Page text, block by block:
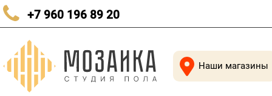
+7 960 196 89 20
КАЧЕСТВЕННЫЙ ПОЛ В КАЖДЫЙ ДОМ
Наши магазины